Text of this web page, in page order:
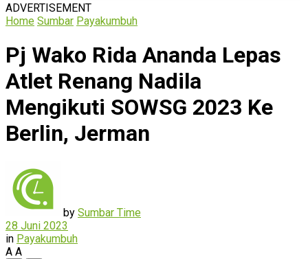
ADVERTISEMENT
Home Sumbar Payakumbuh
Pj Wako Rida Ananda Lepas
Atlet Renang Nadila
Mengikuti SOWSG 2023 Ke
Berlin, Jerman
by Sumbar Time
28 Juni 2023
in Payakumbuh
A A